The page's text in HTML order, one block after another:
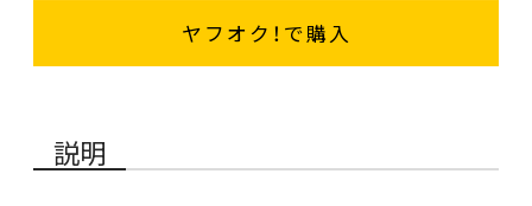
ヤフオク！で購入
説明